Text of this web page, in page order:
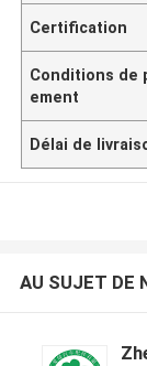
Certification
Conditions de
ement
Délai de
AU SUJET DE